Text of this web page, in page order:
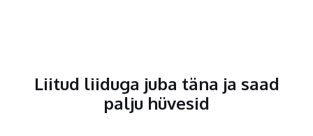
Liitud liiduga juba täna ja saad
palju hüvesid